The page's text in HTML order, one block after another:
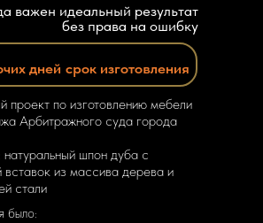
проект по изготовлению мебели
Арбитражного суда города
шпон дуба с
вставок из массива дерева и
стали
важен идеальный результат
без права на ошибку
срок изготовления
дней
было: